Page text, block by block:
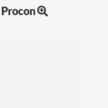
Procon